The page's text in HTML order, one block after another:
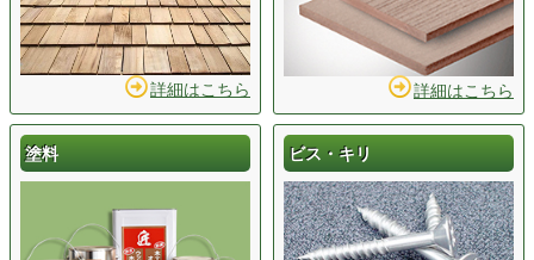
詳細はこちら 詳細はこちら
塗料 ビス・キリ